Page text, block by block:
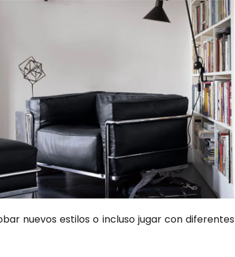
nue­vos esti­los o inclu­so jugar con dife­ren­tes